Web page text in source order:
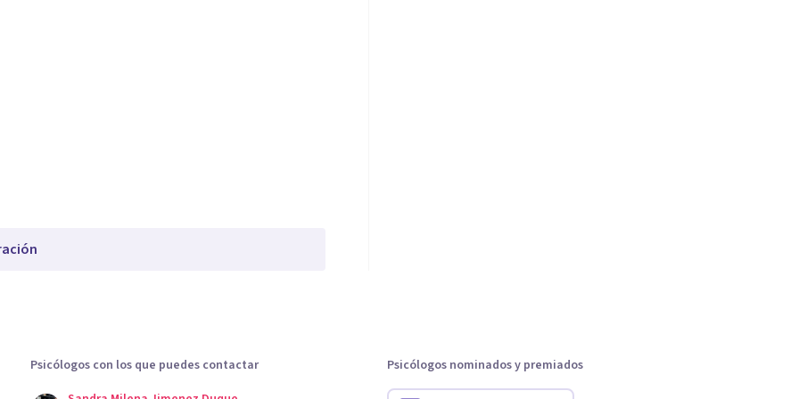
Psicólogos con los que puedes contactar
Psicólogos nominados y premiados